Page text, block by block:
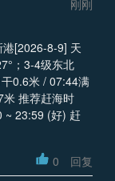
刚刚
港[2026-8-9] 天
；3-4级东北
0.6米 / 07:44满
推荐赶海时
~ 23:59 (好) 赶
0 回复